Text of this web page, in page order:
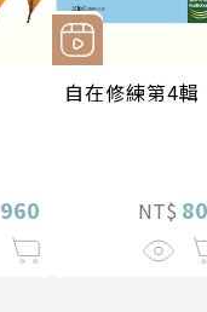
960
自在修練第4輯
NT$